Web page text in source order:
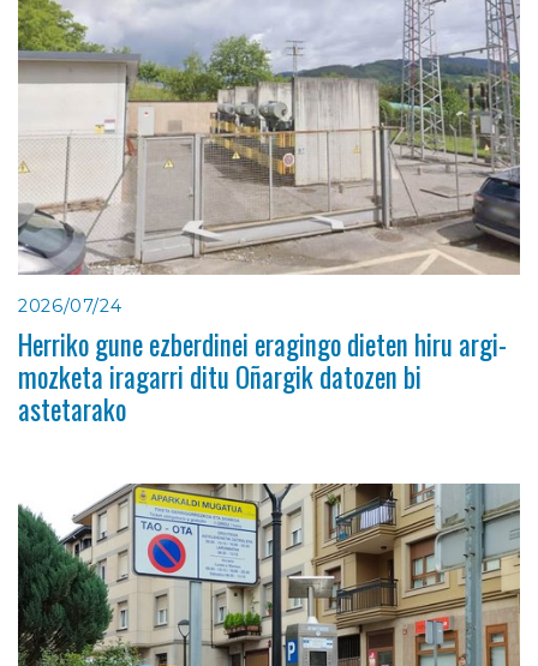
2026/07/24
Herriko gune ezberdinei eragingo dieten hiru argi-
mozketa iragarri ditu Oñargik datozen bi
astetarako